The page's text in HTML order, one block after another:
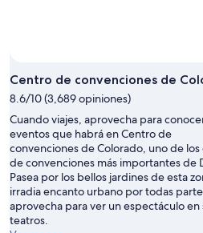
Centro de convenciones de
8.6/10 (3,689 opiniones)
Cuando viajes, aprovecha para
eventos que habrá en Centro de
convenciones de Colorado, uno de
de convenciones más importantes de
Pasea por los bellos jardines de esta
irradia encanto urbano por todas
aprovecha para ver un espectáculo en
teatros.